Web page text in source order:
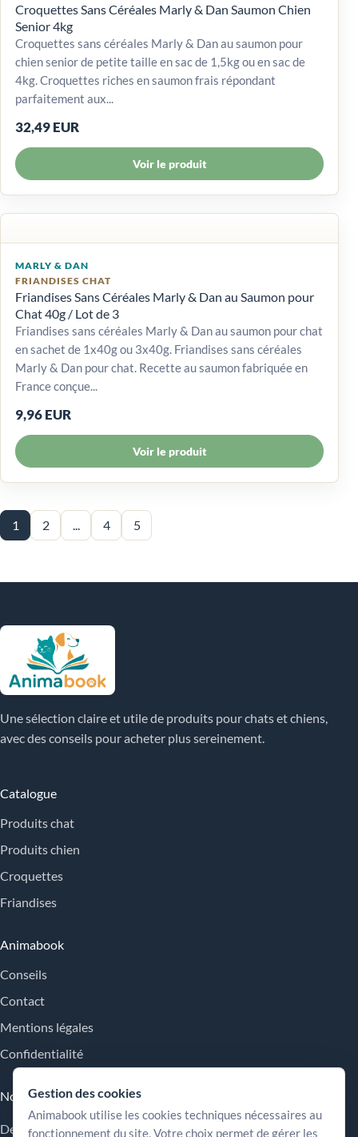
Croquettes Sans Céréales Marly & Dan Saumon Chien
Senior 4kg
Croquettes sans céréales Marly & Dan au saumon pour
chien senior de petite taille en sac de 1,5kg ou en sac de
4kg. Croquettes riches en saumon frais répondant
parfaitement aux...
32,49 EUR
Voir le produit
MARLY & DAN
FRIANDISES CHAT
Friandises Sans Céréales Marly & Dan au Saumon pour
Chat 40g / Lot de 3
Friandises sans céréales Marly & Dan au saumon pour chat
en sachet de 1x40g ou 3x40g. Friandises sans céréales
Marly & Dan pour chat. Recette au saumon fabriquée en
France conçue...
9,96 EUR
Voir le produit
1 2 ... 4 5
Une sélection claire et utile de produits pour chats et chiens,
avec des conseils pour acheter plus sereinement.
Catalogue
Produits chat
Produits chien
Croquettes
Friandises
Animabook
Conseils
Contact
Mentions légales
Confidentialité
Nos engagements
Des repères simples pour comparer les offres, comprendre les
Gestion des cookies
Animabook utilise les cookies techniques nécessaires au
fonctionnement du site. Votre choix permet de gérer les